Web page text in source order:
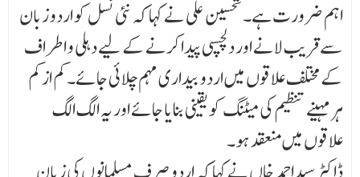
اہم ضرورت ہے۔ تحسین علی نے کہا کہ نئی نسل کو اردو زبان
سے قر یب لانے اور دلچسپی پیدا کرنے کے لیے دہلی و اطراف
کے مختلف علاقوں میں اردو بیداری مہم چلائی جائے۔ کم از کم
ہر مہینے تنظیم کی میٹنگ کو یقینی بنایا جائے اور یہ الگ الگ
علاقوں میں منعقد ہو۔